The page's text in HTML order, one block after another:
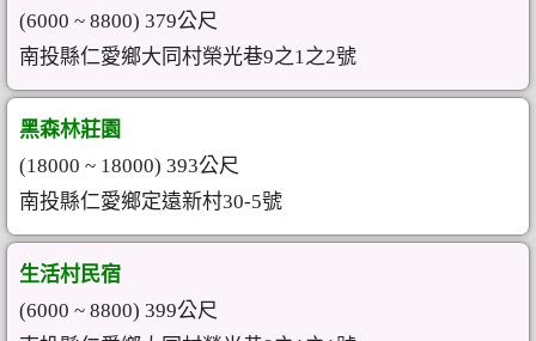
(6000 ~ 8800) 379公尺
南投縣仁愛鄉大同村榮光巷9之1之2號
黑森林莊園
(18000 ~ 18000) 393公尺
南投縣仁愛鄉定遠新村30-5號
生活村民宿
(6000 ~ 8800) 399公尺